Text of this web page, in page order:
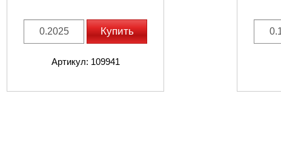
Купить
Артикул: 109941